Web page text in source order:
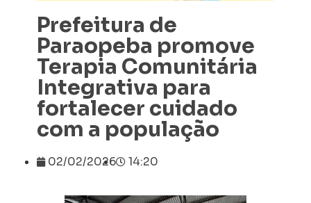
Prefeitura de
Paraopeba promove
Terapia Comunitária
Integrativa para
fortalecer cuidado
com a população
02/02/2026 14:20